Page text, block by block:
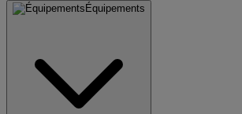
Équipements